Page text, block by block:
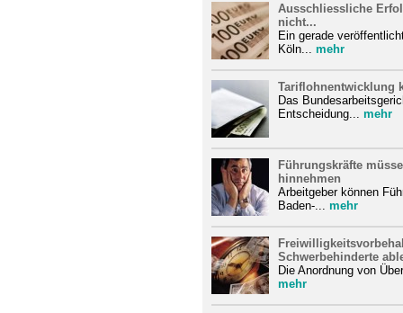
Ausschliessliche
nicht...
Ein gerade
Köln... mehr
Tariflohnentwicklung
Das
Entscheidung... mehr
Führungskräfte
hinnehmen
Arbeitgeber können
Baden-... mehr
Schwerbehinderte
Die Anordnung von
mehr